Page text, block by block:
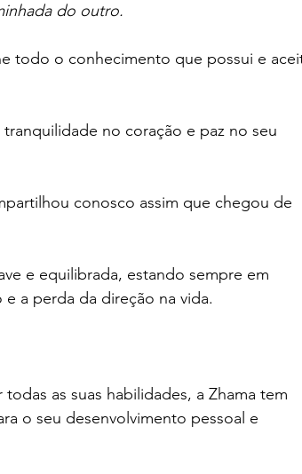
do outro.
todo o conhecimento que possui e
no coração e paz no seu
conosco assim que chegou de
e equilibrada, estando sempre em
a perda da direção na vida.
todas as suas habilidades, a Zhama tem
o seu desenvolvimento pessoal e